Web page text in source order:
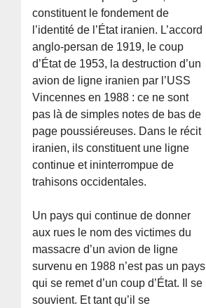
constituent le fondement de
l’identité de l’État iranien. L’accord
anglo-persan de 1919, le coup
d’État de 1953, la destruction d’un
avion de ligne iranien par l’USS
Vincennes en 1988 : ce ne sont
pas là de simples notes de bas de
page poussiéreuses. Dans le récit
iranien, ils constituent une ligne
continue et ininterrompue de
trahisons occidentales.
Un pays qui continue de donner
aux rues le nom des victimes du
massacre d’un avion de ligne
survenu en 1988 n’est pas un pays
qui se remet d’un coup d’État. Il se
souvient. Et tant qu’il se